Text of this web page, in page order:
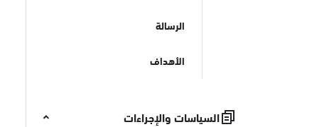
الرسالة
الأهداف
السياسات والإجراءات